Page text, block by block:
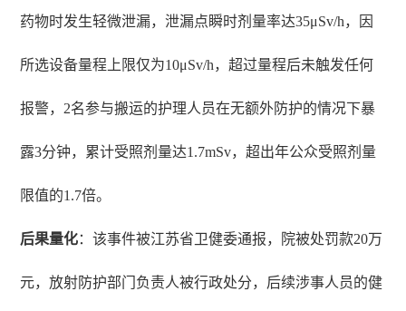
药物时发生轻微泄漏，泄漏点瞬时剂量率达35μSv/h，因
所选设备量程上限仅为10μSv/h，超过量程后未触发任何
报警，2名参与搬运的护理人员在无额外防护的情况下暴
露3分钟，累计受照剂量达1.7mSv，超出年公众受照剂量
限值的1.7倍。
后果量化：该事件被江苏省卫健委通报，院被处罚款20万
元，放射防护部门负责人被行政处分，后续涉事人员的健